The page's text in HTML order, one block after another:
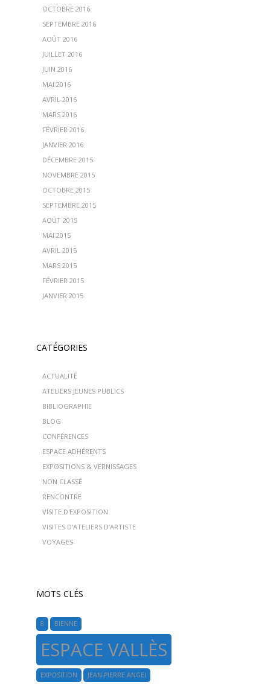
OCTOBRE 2016
SEPTEMBRE 2016
AOÛT 2016
JUILLET 2016
JUIN 2016
MAI 2016
AVRIL 2016
MARS 2016
FÉVRIER 2016
JANVIER 2016
DÉCEMBRE 2015
NOVEMBRE 2015
OCTOBRE 2015
SEPTEMBRE 2015
AOÛT 2015
MAI 2015
AVRIL 2015
MARS 2015
FÉVRIER 2015
JANVIER 2015
CATÉGORIES
ACTUALITÉ
ATELIERS JEUNES PUBLICS
BIBLIOGRAPHIE
BLOG
CONFÉRENCES
ESPACE ADHÉRENTS
EXPOSITIONS & VERNISSAGES
NON CLASSÉ
RENCONTRE
VISITE D'EXPOSITION
VISITES D’ATELIERS D’ARTISTE
VOYAGES
MOTS CLÉS
8 BIENNE
ESPACE VALLÈS
EXPOSITION JEAN-PIERRE ANGEI